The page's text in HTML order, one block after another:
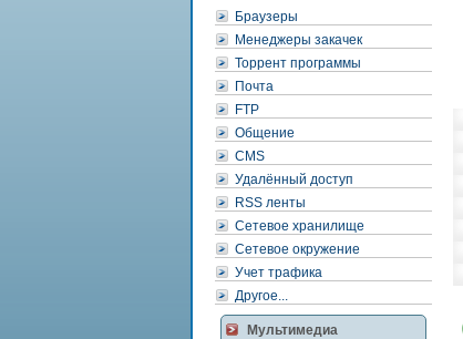
Браузеры
Менеджеры закачек
Торрент программы
Почта
FTP
Общение
CMS
Удалённый доступ
RSS ленты
Сетевое хранилище
Сетевое окружение
Учет трафика
Другое...
Мультимедиа